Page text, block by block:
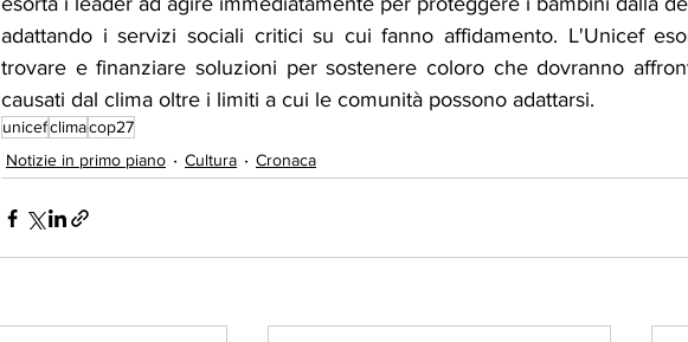
adattando i servizi sociali critici su cui fanno affidamento. L'Unicef
trovare e finanziare soluzioni per sostenere coloro che dovranno
causati dal clima oltre i limiti a cui le comunità possono adattarsi.
unicefclimacop27
Notizie in primo piano
Cultura Cronaca